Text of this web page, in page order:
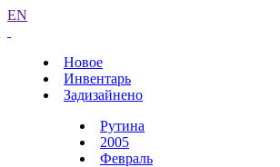
EN
Новое
Инвентарь
Задизайнено
Рутина
2005
Февраль